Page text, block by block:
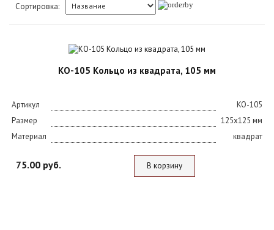
Сортировка:
КО-105 Кольцо из квадрата, 105 мм
Артикул
KO-105
Размер
125х125 мм
Материал
квадрат
75.00 руб. В корзину